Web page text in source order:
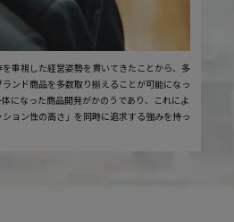
重視した経営姿勢を貫いてきたことから、多
ンド商品を多数取り揃えることが可能になっ
になった商品開発がかのうであり、これによ
ョン性の高さ」を同時に追求する強みを持っ